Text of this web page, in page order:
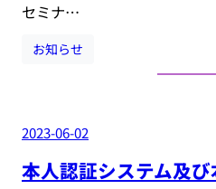
セミナ…
お知らせ
2023-06-02
本人認証システム及